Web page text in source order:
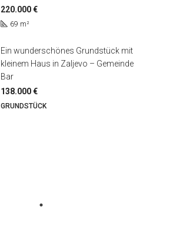
220.000 €
69 m²
Ein wunderschönes Grundstück mit
kleinem Haus in Zaljevo – Gemeinde
Bar
138.000 €
GRUNDSTÜCK